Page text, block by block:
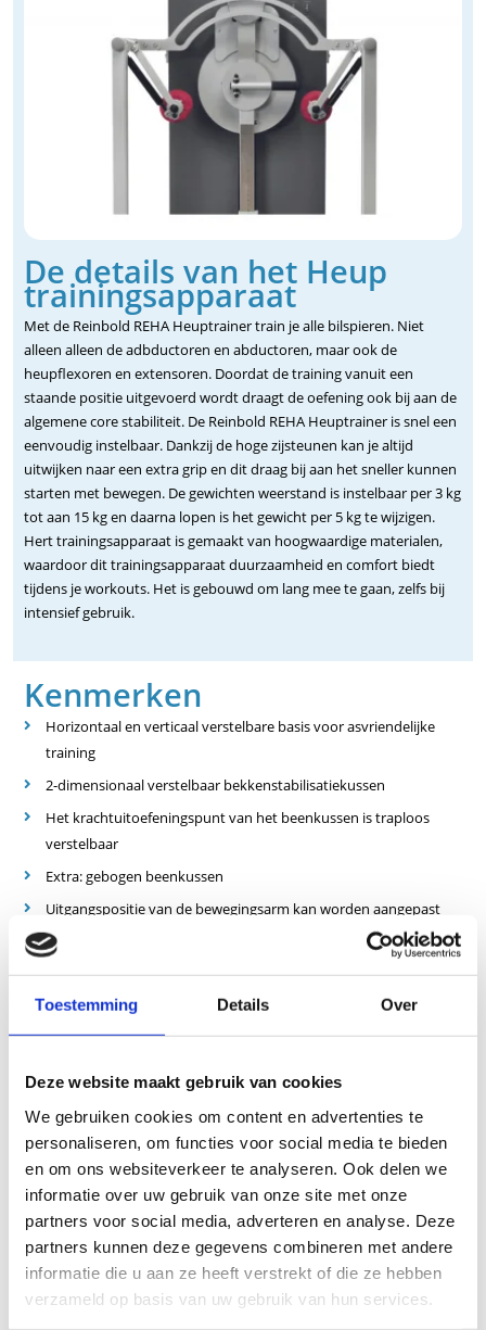
Toestemming Details Over
Deze website maakt gebruik van cookies
We gebruiken cookies om content en advertenties te
personaliseren, om functies voor social media te bieden
en om ons websiteverkeer te analyseren. Ook delen we
informatie over uw gebruik van onze site met onze
partners voor social media, adverteren en analyse. Deze
partners kunnen deze gegevens combineren met andere
informatie die u aan ze heeft verstrekt of die ze hebben
verzameld op basis van uw gebruik van hun services.
De details van het Heup
trainingsapparaat
Met de Reinbold REHA Heuptrainer train je alle bilspieren. Niet
alleen alleen de adbductoren en abductoren, maar ook de
heupflexoren en extensoren. Doordat de training vanuit een
staande positie uitgevoerd wordt draagt de oefening ook bij aan de
algemene core stabiliteit. De Reinbold REHA Heuptrainer is snel een
eenvoudig instelbaar. Dankzij de hoge zijsteunen kan je altijd
uitwijken naar een extra grip en dit draag bij aan het sneller kunnen
starten met bewegen. De gewichten weerstand is instelbaar per 3 kg
tot aan 15 kg en daarna lopen is het gewicht per 5 kg te wijzigen.
Hert trainingsapparaat is gemaakt van hoogwaardige materialen,
waardoor dit trainingsapparaat duurzaamheid en comfort biedt
tijdens je workouts. Het is gebouwd om lang mee te gaan, zelfs bij
intensief gebruik.
Kenmerken
Horizontaal en verticaal verstelbare basis voor asvriendelijke
training
2-dimensionaal verstelbaar bekkenstabilisatiekussen
Het krachtuitoefeningspunt van het beenkussen is traploos
verstelbaar
Extra: gebogen beenkussen
Uitgangspositie van de bewegingsarm kan worden aangepast
Excentrische technologie voor consistente krachtverdeling
Verstelbare handgreep
Traploos instelbare reisbegrenzing
Draagvermogen: 75 kg in 15 x 5 kg